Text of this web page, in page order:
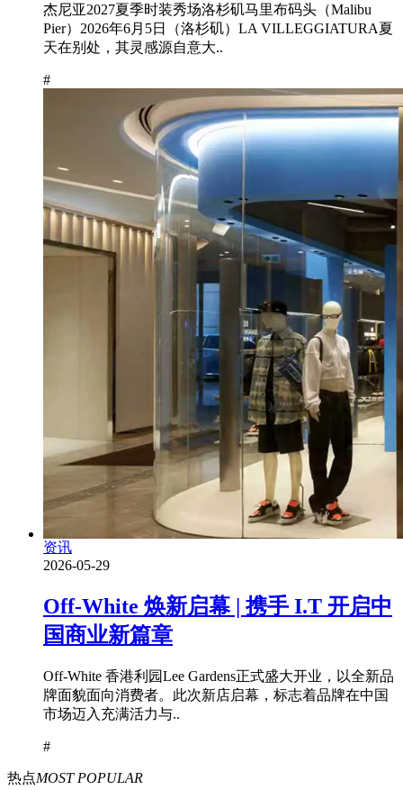
杰尼亚2027夏季时装秀场洛杉矶马里布码头（Malibu
Pier）2026年6月5日（洛杉矶）LA VILLEGGIATURA夏
天在别处，其灵感源自意大..
#
资讯
2026-05-29
Off-White 焕新启幕 | 携手 I.T 开启中
国商业新篇章
Off-White 香港利园Lee Gardens正式盛大开业，以全新品
牌面貌面向消费者。此次新店启幕，标志着品牌在中国
市场迈入充满活力与..
#
热点MOST POPULAR